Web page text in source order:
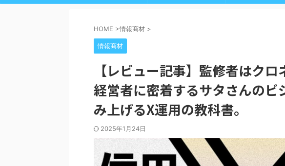
HOME >情報商材 >
情報商材
【レビュー記事】監修者はク
経営者に密着するサタさんのビ
み上げるX運用の教科書。
2025年1月24日